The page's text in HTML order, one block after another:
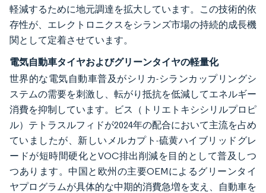
軽減するために地元調達を拡大しています。この技術的依
存性が、エレクトロニクスをシランズ市場の持続的成長機
関として定着させています。
電気自動車タイヤおよびグリーンタイヤの軽量化
世界的な電気自動車普及がシリカ-シランカップリングシ
ステムの需要を刺激し、転がり抵抗を低減してエネルギー
消費を抑制しています。ビス（トリエトキシシリルプロピ
ル）テトラスルフィドが2024年の配合において主流を占め
ていましたが、新しいメルカプト-硫黄ハイブリッドグレ
ードが短時間硬化とVOC排出削減を目的として普及しつ
つあります。中国と欧州の主要OEMによるグリーンタイ
ヤプログラムが具体的な中期的消費急増を支え、自動車を